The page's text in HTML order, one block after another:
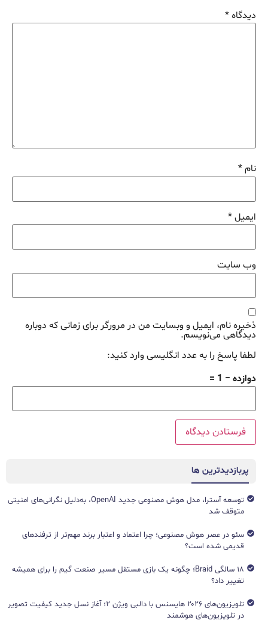
دیدگاه*
نام*
ایمیل*
وب‌ سایت
ذخیره نام، ایمیل و وبسایت من در مرورگر برای زمانی که دوباره
دیدگاهی می‌نویسم.
لطفا پاسخ را به عدد انگلیسی وارد کنید:
دوازده − 1 =
پربازدیدترین ها
توسعه آسترا، مدل هوش مصنوعی جدید OpenAI، به‌دلیل نگرانی‌های امنیتی
متوقف شد
سئو در عصر هوش مصنوعی؛ چرا اعتماد و اعتبار برند مهم‌تر از ترفندهای
قدیمی شده است؟
۱۸ سالگی Braid؛ چگونه یک بازی مستقل مسیر صنعت گیم را برای همیشه
تغییر داد؟
تلویزیون‌های ۲۰۲۶ هایسنس با دالبی ویژن ۲؛ آغاز نسل جدید کیفیت تصویر
در تلویزیون‌های هوشمند